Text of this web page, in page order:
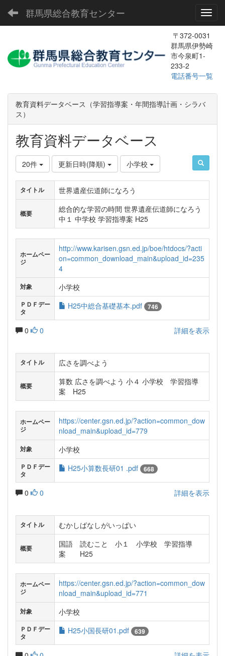
群馬県総合教育センター
〒372-0031
群馬県伊勢崎
市今泉町1-
233-2
電話番号一覧
教育資料データベース（学習指導案・年間指導計画・シラバ
ス）
教育資料データベース
20件 更新日時(降順) 小学校
タイトル 世界遺産伝道師になろう
概要
総合的な学習の時間 世界遺産伝道師になろう
中１ 中学校 学習指導案 H25
ホームペー
ジ
http://www.karisen.gsn.ed.jp/boe/htdocs/?acti
on=common_download_main&upload_id=235
4
対象 小学校
ＰＤＦデー
タ
H25中総合基礎基本.pdf 746
0 0 詳細を表示
タイトル 広さを調べよう
概要
算数 広さを調べよう 小４ 小学校 学習指導
案 H25
ホームペー
ジ
https://center.gsn.ed.jp/?action=common_dow
nload_main&upload_id=779
対象 小学校
ＰＤＦデー
タ
H25小算数長研01 .pdf 668
0 0 詳細を表示
タイトル むかしばなしがいっぱい
概要
国語 読むこと 小１ 小学校 学習指導
案 H25
ホームペー
ジ
https://center.gsn.ed.jp/?action=common_dow
nload_main&upload_id=771
対象 小学校
ＰＤＦデー
タ
H25小国長研01.pdf 639